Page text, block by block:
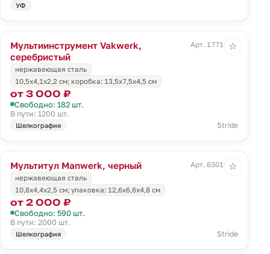
УФ
Мультиинструмент Vakwerk,
серебристый
Арт. 17718.10
нержавеющая сталь
10,5х4,1х2,2 см; коробка: 13,5x7,5x4,5 см
от 3 000 ₽
Свободно: 182 шт.
В пути: 1200 шт.
Шелкография Stride
☆
Мультитул Manwerk, черный
Арт. 63013.30
нержавеющая сталь
10,8x4,4x2,5 см; упаковка: 12,6х6,6х4,8 см
от 2 000 ₽
Свободно: 590 шт.
В пути: 2000 шт.
Шелкография Stride
☆